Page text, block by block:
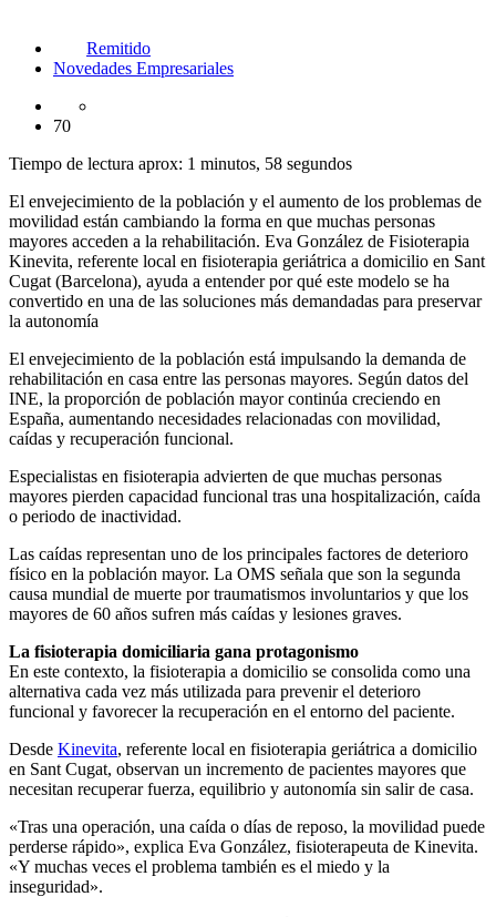
Remitido
Novedades Empresariales
70
Tiempo de lectura aprox: 1 minutos, 58 segundos
El envejecimiento de la población y el aumento de los problemas de
movilidad están cambiando la forma en que muchas personas
mayores acceden a la rehabilitación. Eva González de Fisioterapia
Kinevita, referente local en fisioterapia geriátrica a domicilio en Sant
Cugat (Barcelona), ayuda a entender por qué este modelo se ha
convertido en una de las soluciones más demandadas para preservar
la autonomía
El envejecimiento de la población está impulsando la demanda de
rehabilitación en casa entre las personas mayores. Según datos del
INE, la proporción de población mayor continúa creciendo en
España, aumentando necesidades relacionadas con movilidad,
caídas y recuperación funcional.
Especialistas en fisioterapia advierten de que muchas personas
mayores pierden capacidad funcional tras una hospitalización, caída
o periodo de inactividad.
Las caídas representan uno de los principales factores de deterioro
físico en la población mayor. La OMS señala que son la segunda
causa mundial de muerte por traumatismos involuntarios y que los
mayores de 60 años sufren más caídas y lesiones graves.
La fisioterapia domiciliaria gana protagonismo
En este contexto, la fisioterapia a domicilio se consolida como una
alternativa cada vez más utilizada para prevenir el deterioro
funcional y favorecer la recuperación en el entorno del paciente.
Desde Kinevita, referente local en fisioterapia geriátrica a domicilio
en Sant Cugat, observan un incremento de pacientes mayores que
necesitan recuperar fuerza, equilibrio y autonomía sin salir de casa.
«Tras una operación, una caída o días de reposo, la movilidad puede
perderse rápido», explica Eva González, fisioterapeuta de Kinevita.
«Y muchas veces el problema también es el miedo y la
inseguridad».